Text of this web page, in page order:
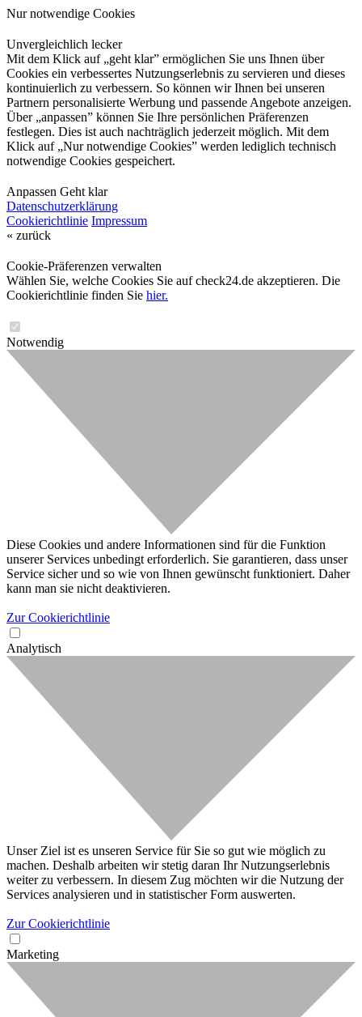
Nur notwendige Cookies
Unvergleichlich lecker
Mit dem Klick auf „geht klar” ermöglichen Sie uns Ihnen über
Cookies ein verbessertes Nutzungserlebnis zu servieren und dieses
kontinuierlich zu verbessern. So können wir Ihnen bei unseren
Partnern personalisierte Werbung und passende Angebote anzeigen.
Über „anpassen” können Sie Ihre persönlichen Präferenzen
festlegen. Dies ist auch nachträglich jederzeit möglich. Mit dem
Klick auf „Nur notwendige Cookies” werden lediglich technisch
notwendige Cookies gespeichert.
Anpassen Geht klar
Datenschutzerklärung
Cookierichtlinie Impressum
« zurück
Cookie-Präferenzen verwalten
Wählen Sie, welche Cookies Sie auf check24.de akzeptieren. Die
Cookierichtlinie finden Sie hier.
Notwendig
Diese Cookies und andere Informationen sind für die Funktion
unserer Services unbedingt erforderlich. Sie garantieren, dass unser
Service sicher und so wie von Ihnen gewünscht funktioniert. Daher
kann man sie nicht deaktivieren.
Zur Cookierichtlinie
Analytisch
Unser Ziel ist es unseren Service für Sie so gut wie möglich zu
machen. Deshalb arbeiten wir stetig daran Ihr Nutzungserlebnis
weiter zu verbessern. In diesem Zug möchten wir die Nutzung der
Services analysieren und in statistischer Form auswerten.
Zur Cookierichtlinie
Marketing